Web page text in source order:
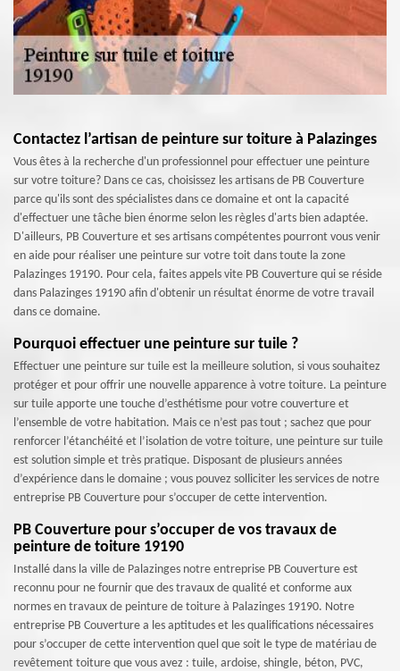
Contactez l’artisan de peinture sur toiture à Palazinges
Vous êtes à la recherche d'un professionnel pour effectuer une peinture
sur votre toiture? Dans ce cas, choisissez les artisans de PB Couverture
parce qu'ils sont des spécialistes dans ce domaine et ont la capacité
d'effectuer une tâche bien énorme selon les règles d'arts bien adaptée.
D'ailleurs, PB Couverture et ses artisans compétentes pourront vous venir
en aide pour réaliser une peinture sur votre toit dans toute la zone
Palazinges 19190. Pour cela, faites appels vite PB Couverture qui se réside
dans Palazinges 19190 afin d'obtenir un résultat énorme de votre travail
dans ce domaine.
Pourquoi effectuer une peinture sur tuile ?
Effectuer une peinture sur tuile est la meilleure solution, si vous souhaitez
protéger et pour offrir une nouvelle apparence à votre toiture. La peinture
sur tuile apporte une touche d’esthétisme pour votre couverture et
l’ensemble de votre habitation. Mais ce n’est pas tout ; sachez que pour
renforcer l’étanchéité et l’isolation de votre toiture, une peinture sur tuile
est solution simple et très pratique. Disposant de plusieurs années
d’expérience dans le domaine ; vous pouvez solliciter les services de notre
entreprise PB Couverture pour s’occuper de cette intervention.
PB Couverture pour s’occuper de vos travaux de
peinture de toiture 19190
Installé dans la ville de Palazinges notre entreprise PB Couverture est
reconnu pour ne fournir que des travaux de qualité et conforme aux
normes en travaux de peinture de toiture à Palazinges 19190. Notre
entreprise PB Couverture a les aptitudes et les qualifications nécessaires
pour s’occuper de cette intervention quel que soit le type de matériau de
revêtement toiture que vous avez : tuile, ardoise, shingle, béton, PVC,